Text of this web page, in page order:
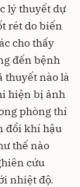
lý thuyết dự
rét do biến
cho thấy
đến bệnh
thuyết nào là
hiện bị ảnh
phòng thí
đổi khí hậu
thế nào
cứu
nhiệt độ.